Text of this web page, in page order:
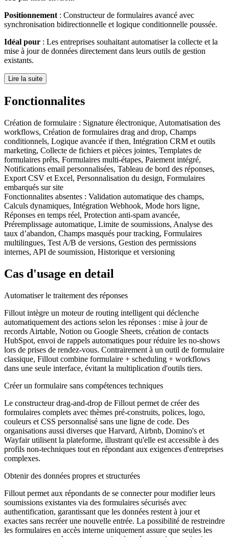
Positionnement : Constructeur de formulaires avancé avec
synchronisation bidirectionnelle et logique conditionnelle poussée.
Idéal pour : Les entreprises souhaitant automatiser la collecte et la
mise à jour de données directement dans leurs outils de gestion
existants.
Lire la suite
Fonctionnalites
Création de formulaire : Signature électronique, Automatisation des
workflows, Création de formulaires drag and drop, Champs
conditionnels, Logique avancée if then, Intégration CRM et outils
marketing, Collecte de fichiers et pièces jointes, Templates de
formulaires prêts, Formulaires multi-étapes, Paiement intégré,
Notifications email personnalisées, Tableau de bord des réponses,
Export CSV et Excel, Personnalisation du design, Formulaires
embarqués sur site
Fonctionnalites absentes : Validation automatique des champs,
Calculs dynamiques, Intégration Webhook, Mode hors ligne,
Réponses en temps réel, Protection anti-spam avancée,
Préremplissage automatique, Limite de soumissions, Analyse des
taux d’abandon, Champs masqués pour tracking, Formulaires
multilingues, Test A/B de versions, Gestion des permissions
internes, API de soumission, Historique et versioning
Cas d'usage en detail
Automatiser le traitement des réponses
Fillout intègre un moteur de routing intelligent qui déclenche
automatiquement des actions selon les réponses : mise à jour de
records Airtable, Notion ou Google Sheets, création de contacts
HubSpot, envoi de rappels automatiques pour réduire les no-shows
lors de prises de rendez-vous. Contrairement à un outil de formulaire
classique, Fillout combine formulaire + scheduling + workflows
dans une seule interface, évitant la multiplication d'outils tiers.
Créer un formulaire sans compétences techniques
Le constructeur drag-and-drop de Fillout permet de créer des
formulaires complets avec thèmes pré-construits, polices, logo,
couleurs et CSS personnalisé sans une ligne de code. Des
organisations aussi diverses que Harvard, Airbnb, Domino's et
Wayfair utilisent la plateforme, illustrant qu'elle est accessible à des
profils non-techniques tout en répondant aux exigences d'entreprises
complexes.
Obtenir des données propres et structurées
Fillout permet aux répondants de se connecter pour modifier leurs
soumissions existantes via des formulaires sécurisés avec
authentification, garantissant que les données restent à jour et
exactes sans recréer une nouvelle entrée. La possibilité de restreindre
les formulaires en accès interne uniquement assure que seules les